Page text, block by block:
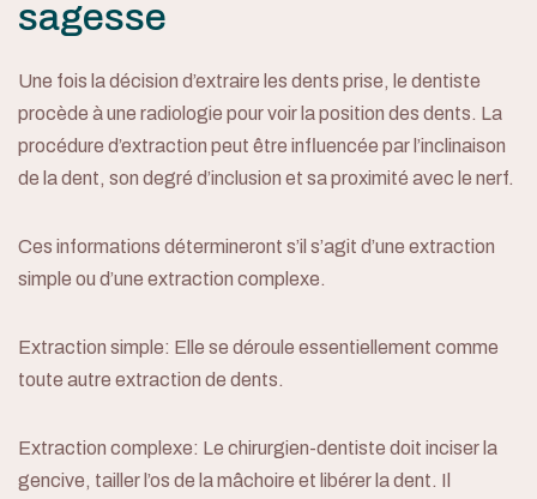
À propos
Informations
Contact
Urgence
sagesse
Une fois la décision d’extraire les dents prise, le dentiste
procède à une radiologie pour voir la position des dents. La
procédure d’extraction peut être influencée par l’inclinaison
de la dent, son degré d’inclusion et sa proximité avec le nerf.
Ces informations détermineront s’il s’agit d’une extraction
simple ou d’une extraction complexe.
Extraction simple: Elle se déroule essentiellement comme
toute autre extraction de dents.
Extraction complexe: Le chirurgien-dentiste doit inciser la
gencive, tailler l’os de la mâchoire et libérer la dent. Il